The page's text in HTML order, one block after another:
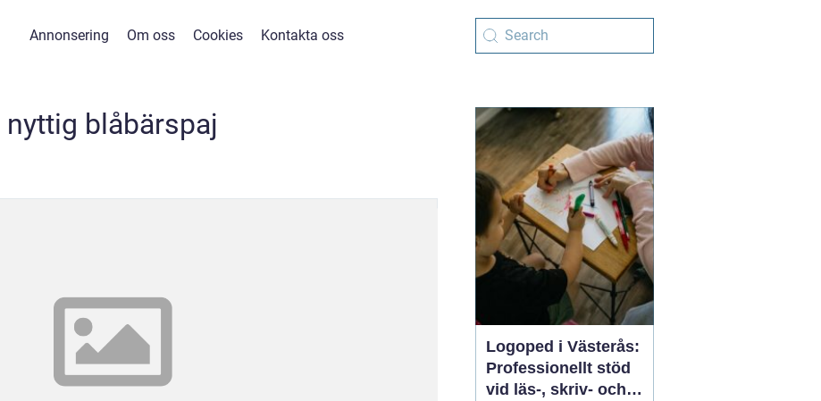
Annonsering Om oss Cookies Kontakta oss
nyttig blåbärspaj
Logoped i Västerås:
Professionellt stöd
vid läs-, skriv- och